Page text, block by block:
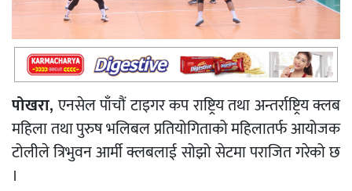
पोखरा,एनसेल पाँचौं टाइगर कप राष्ट्रिय तथा अन्तर्राष्ट्रिय क्लब
महिला तथा पुरुष भलिबल प्रतियोगिताको महिलातर्फ आयोजक
टोलीले त्रिभुवन आर्मी क्लबलाई सोझो सेटमा पराजित गरेको छ
।